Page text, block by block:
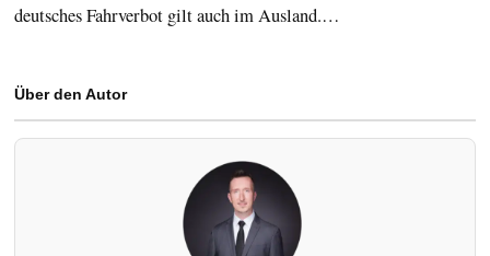
deutsches Fahrverbot gilt auch im Ausland.…
Über den Autor